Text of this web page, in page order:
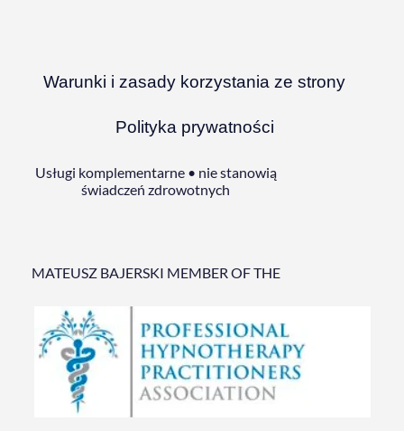
Warunki i zasady korzystania ze strony
Polityka prywatności
Usługi komplementarne • nie stanowią
świadczeń zdrowotnych
MATEUSZ BAJERSKI MEMBER OF THE